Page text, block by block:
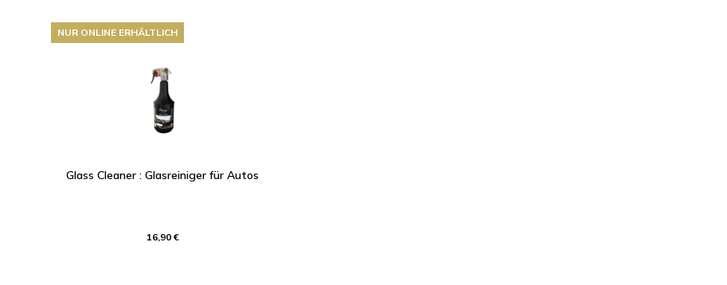
Glass Cleaner : Glasreiniger für Autos
16,90 €
NUR ONLINE ERHÄLTLICH